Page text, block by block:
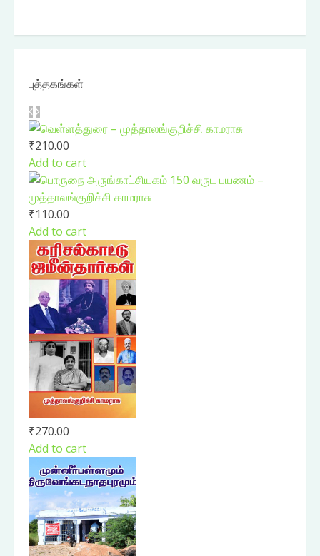
புத்தகங்கள்
₹210.00
Add to cart
₹110.00
Add to cart
₹270.00
Add to cart